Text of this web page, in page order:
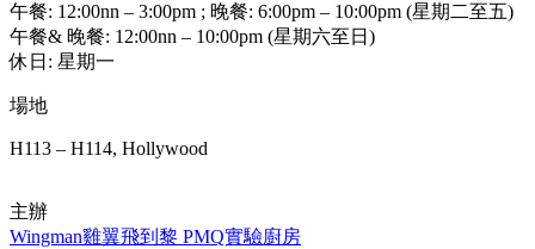
午餐: 12:00nn – 3:00pm ; 晚餐: 6:00pm – 10:00pm (星期二至五)
午餐& 晚餐: 12:00nn – 10:00pm (星期六至日)
休日: 星期一
場地
H113 – H114, Hollywood
主辦
Wingman雞翼飛到黎 PMQ實驗廚房